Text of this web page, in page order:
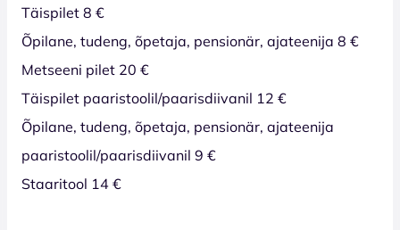
Täispilet 8 €
Õpilane, tudeng, õpetaja, pensionär, ajateenija 8 €
Metseeni pilet 20 €
Täispilet paaristoolil/paarisdiivanil 12 €
Õpilane, tudeng, õpetaja, pensionär, ajateenija
paaristoolil/paarisdiivanil 9 €
Staaritool 14 €